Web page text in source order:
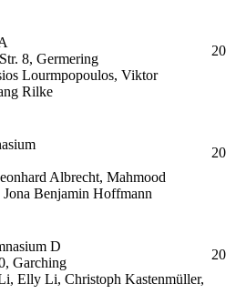
8, Germering
Lourmpopoulos, Viktor
Rilke
20
Albrecht, Mahmood
Benjamin Hoffmann
20
D
Garching
Elly Li, Christoph Kastenmüller,
20